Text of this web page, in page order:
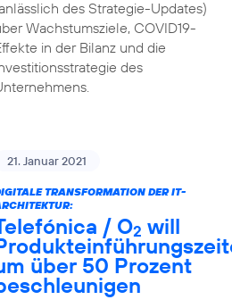
des Strategie-Updates)
Wachstumsziele, COVID19-
in der Bilanz und die
des
21. Januar 2021
TRANSFORMATION DER IT-
/ O2 will
über 50 Prozent